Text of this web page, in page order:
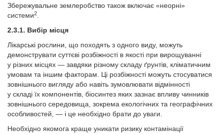
Збережувальне землеробство також включає «неорні»
системи2
2.3.1. Вибір місця
Лікарські рослини, що походять з одного виду, можуть
демонструвати суттєві розбіжності в якості при вирощуванні
у різних місцях — завдяки різному складу ґрунтів, кліматичним
умовам та іншим факторам. Ці розбіжності можуть стосуватися
зовнішнього вигляду або навіть зумовлювати відмінності
у складі їх компонентів, біосинтез яких зазнає впливу чинників
зовнішнього середовища, зокрема екологічних та географічних
особливостей, — і це необхідно брати до уваги.
Необхідно якомога краще уникати ризику контамінації